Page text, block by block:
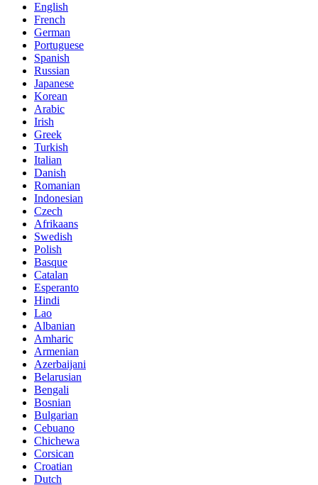
English
French
German
Portuguese
Spanish
Russian
Japanese
Korean
Arabic
Irish
Greek
Turkish
Italian
Danish
Romanian
Indonesian
Czech
Afrikaans
Swedish
Polish
Basque
Catalan
Esperanto
Hindi
Lao
Albanian
Amharic
Armenian
Azerbaijani
Belarusian
Bengali
Bosnian
Bulgarian
Cebuano
Chichewa
Corsican
Croatian
Dutch